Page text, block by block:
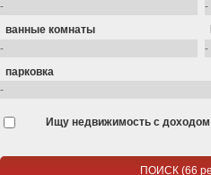
ванные комнаты
парковка
Ищу недвижимость с доходом